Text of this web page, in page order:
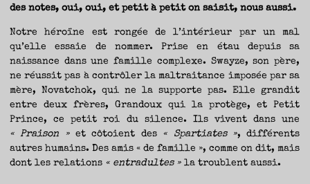
des notes, oui, oui, et petit à petit on saisit, nous aussi.
Notre héroïne est rongée de l’intérieur par un mal
qu’elle essaie de nommer. Prise en étau depuis sa
naissance dans une famille complexe. Swayze, son père,
ne réussit pas à contrôler la maltraitance imposée par sa
mère, Novatchok, qui ne la supporte pas. Elle grandit
entre deux frères, Grandoux qui la protège, et Petit
Prince, ce petit roi du silence. Ils vivent dans une
« Praison » et côtoient des « Spartiates », différents
autres humains. Des amis « de famille », comme on dit, mais
dont les relations « entradultes » la troublent aussi.